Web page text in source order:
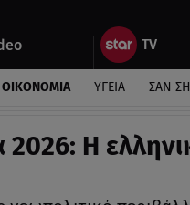
ΟΙΚΟΝΟΜΙΑ ΥΓΕΙΑ ΣΑΝ
Η